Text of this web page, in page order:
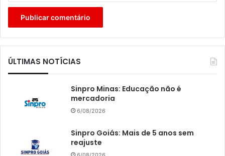
ÚLTIMAS NOTÍCIAS
Sinpro Minas: Educação não é
mercadoria
6/08/2026
Sinpro Goiás: Mais de 5 anos sem
reajuste